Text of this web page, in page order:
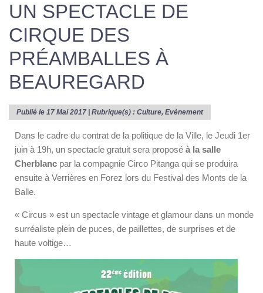
UN SPECTACLE DE
CIRQUE DES
PRÉAMBALLES À
BEAUREGARD
Publié le 17 Mai 2017 | Rubrique(s) : Culture, Evènement
Dans le cadre du contrat de la politique de la Ville, le Jeudi 1er
juin à 19h, un spectacle gratuit sera proposé à la salle
Cherblanc par la compagnie Circo Pitanga qui se produira
ensuite à Verrières en Forez lors du Festival des Monts de la
Balle.
« Circus » est un spectacle vintage et glamour dans un monde
surréaliste plein de puces, de paillettes, de surprises et de
haute voltige…